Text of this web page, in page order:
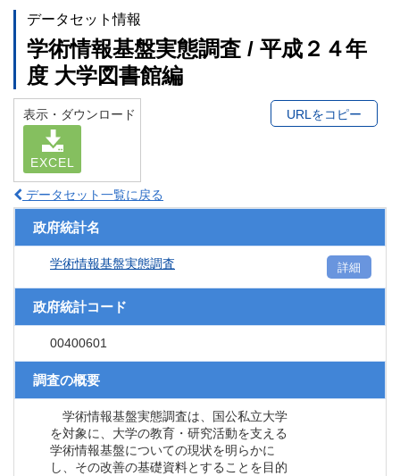
データセット情報
学術情報基盤実態調査 / 平成２４年
度 大学図書館編
表示・ダウンロード
EXCEL
URLをコピー
データセット一覧に戻る
政府統計名
学術情報基盤実態調査 詳細
政府統計コード
00400601
調査の概要
学術情報基盤実態調査は、国公私立大学
を対象に、大学の教育・研究活動を支える
学術情報基盤についての現状を明らかに
し、その改善の基礎資料とすることを目的